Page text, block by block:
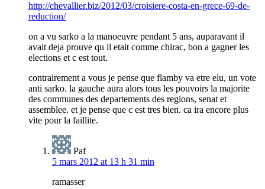
http://chevallier.biz/2012/03/croisiere-costa-en-grece-69-de-
reduction/
on a vu sarko a la manoeuvre pendant 5 ans, auparavant il
avait deja prouve qu il etait comme chirac, bon a gagner les
elections et c est tout.
contrairement a vous je pense que flamby va etre elu, un vote
anti sarko. la gauche aura alors tous les pouvoirs la majorite
des communes des departements des regions, senat et
assemblee. et je pense que c est tres bien. ca ira encore plus
vite pour la faillite.
Paf
5 mars 2012 at 13 h 31 min
ramasser